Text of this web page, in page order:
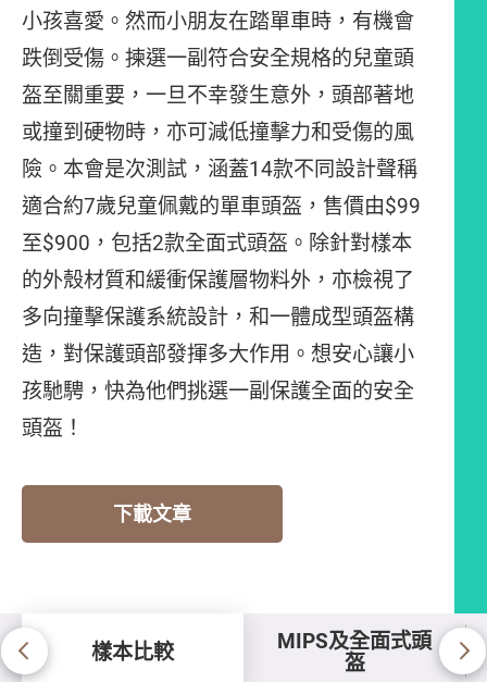
小孩喜愛。然而小朋友在踏單車時，有機會
跌倒受傷。揀選一副符合安全規格的兒童頭
盔至關重要，一旦不幸發生意外，頭部著地
或撞到硬物時，亦可減低撞擊力和受傷的風
險。本會是次測試，涵蓋14款不同設計聲稱
適合約7歲兒童佩戴的單車頭盔，售價由$99
至$900，包括2款全面式頭盔。除針對樣本
的外殼材質和緩衝保護層物料外，亦檢視了
多向撞擊保護系統設計，和一體成型頭盔構
造，對保護頭部發揮多大作用。想安心讓小
孩馳騁，快為他們挑選一副保護全面的安全
頭盔！
下載文章
樣本比較 MIPS及全面式頭
盔